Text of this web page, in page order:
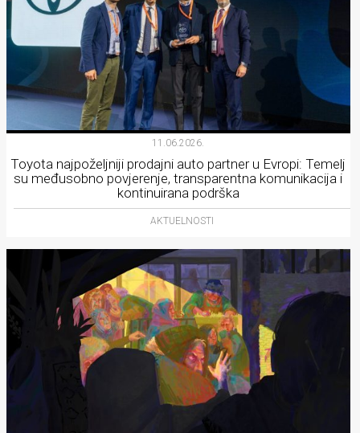
11.06.2026.
Toyota najpoželjniji prodajni auto partner u Evropi: Temelj
su međusobno povjerenje, transparentna komunikacija i
kontinuirana podrška
AKTUELNOSTI